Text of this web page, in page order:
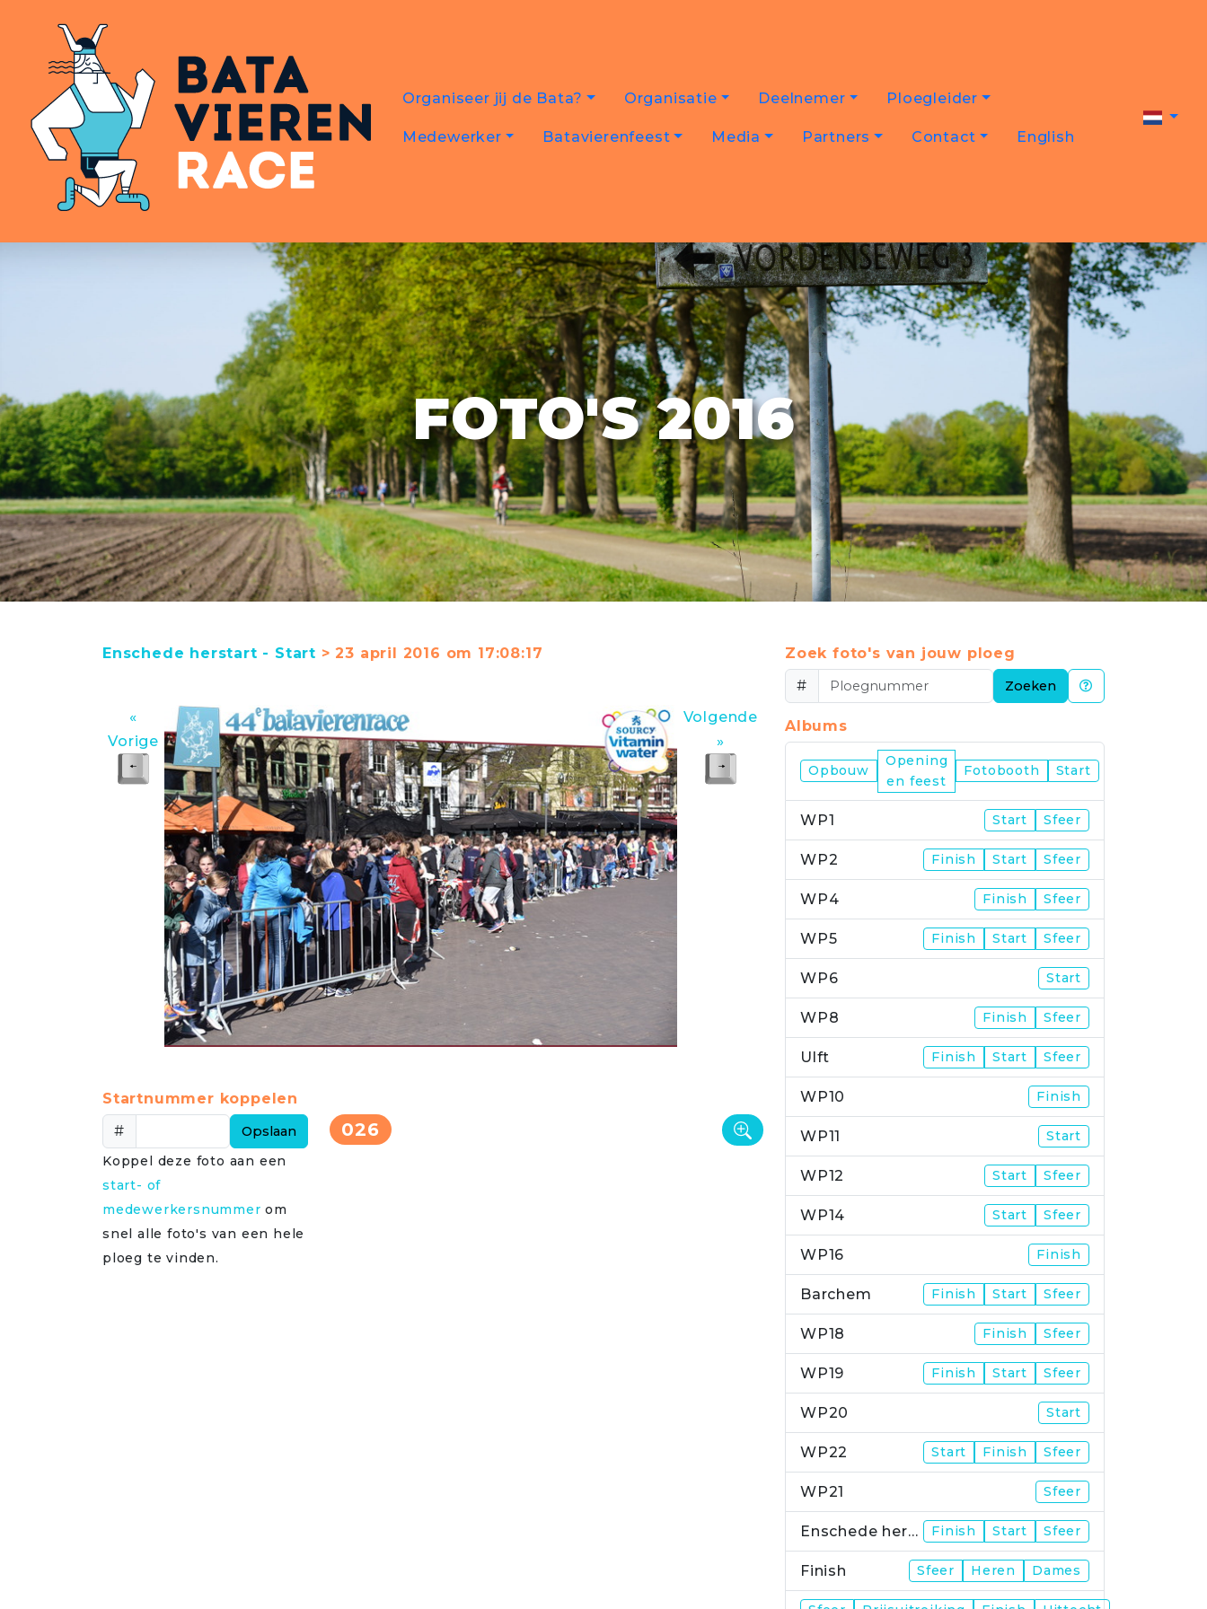
Organiseer jij de Bata? Organisatie Deelnemer Ploegleider
Medewerker Batavierenfeest Media Partners Contact English
FOTO'S 2016
Enschede herstart - Start > 23 april 2016 om 17:08:17
«
Vorige
Volgende
»
Startnummer koppelen
#
Opslaan
Koppel deze foto aan een
start- of
medewerkersnummer om
snel alle foto's van een hele
ploeg te vinden.
026
Zoek foto's van jouw ploeg
#
Zoeken
Albums
Nijmegen
Opbouw
Opening
en feest
Fotobooth Start
WP1 Start Sfeer
WP2 Finish Start Sfeer
WP4 Finish Sfeer
WP5 Finish Start Sfeer
WP6 Start
WP8 Finish Sfeer
Ulft Finish Start Sfeer
WP10 Finish
WP11 Start
WP12 Start Sfeer
WP14 Start Sfeer
WP16 Finish
Barchem Finish Start Sfeer
WP18 Finish Sfeer
WP19 Finish Start Sfeer
WP20 Start
WP22 Start Finish Sfeer
WP21 Sfeer
Enschede herstart Finish Start Sfeer
Finish Sfeer Heren Dames